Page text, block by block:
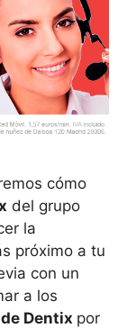
cómo
del grupo
la
próximo a tu
con un
a los
Dentix por